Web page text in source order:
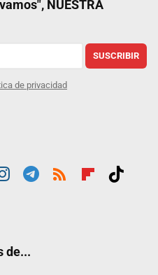
NUESTRA
SUSCRIBIR
de privacidad
de...